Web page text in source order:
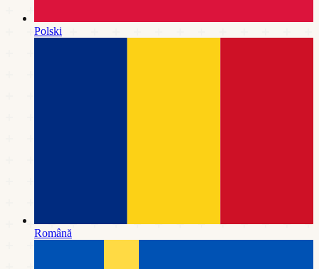
Polski
Română